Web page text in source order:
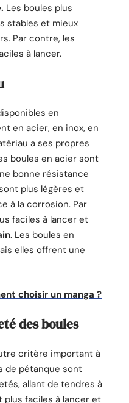
Les boules plus
stables et mieux
Par contre, les
à lancer.
en
en acier, en inox, en
a ses propres
boules en acier sont
bonne résistance
plus légères et
à la corrosion. Par
faciles à lancer et
. Les boules en
elles offrent une
choisir un manga ?
des boules
critère important à
de pétanque sont
allant de tendres à
plus faciles à lancer et